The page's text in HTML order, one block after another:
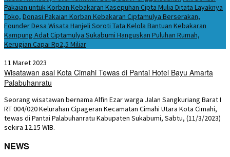
Pakaian untuk Korban Kebakaran Kasepuhan Cipta Mulia Ditata Layaknya
Toko, Donasi Pakaian Korban Kebakaran Ciptamulya Berserakan,
Founder Desa Wisata Hanjeli Soroti Tata Kelola Bantuan Kebakaran
Kampung Adat Ciptamulya Sukabumi Hanguskan Puluhan Rumah,
Kerugian Capai Rp2,5 Miliar
11 Maret 2023
Wisatawan asal Kota Cimahi Tewas di Pantai Hotel Bayu Amarta
Palabuhanratu
Seorang wisatawan bernama Alfin Ezar warga Jalan Sangkuriang Barat I
RT 004/020 Kelurahan Cipageran Kecamatan Cimahi Utara Kota Cimahi,
tewas di Pantai Palabuhanratu Kabupaten Sukabumi, Sabtu, (11/3/2023)
sekira 12.15 WIB.
NEWS